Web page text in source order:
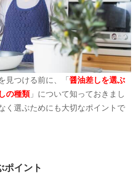
見つける前に、「 醤油差しを選ぶ
の種類」について知っておきまし
く選ぶためにも大切なポイントで
ポイント